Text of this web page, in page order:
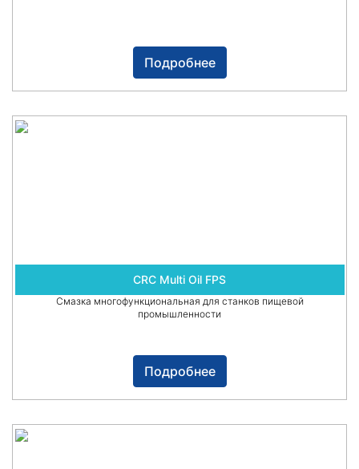
Подробнее
CRC Multi Oil FPS
Смазка многофункциональная для станков пищевой
промышленности
Подробнее